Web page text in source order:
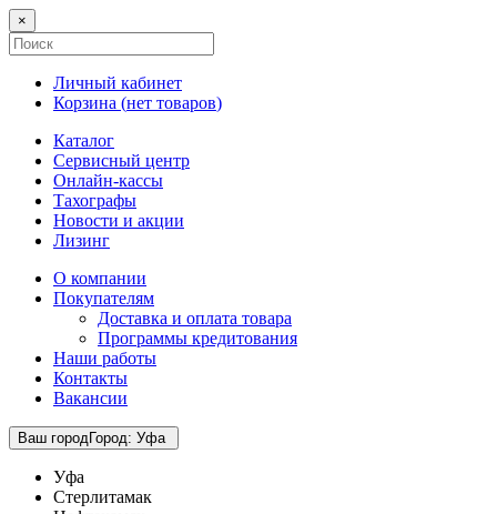
×
Личный кабинет
Корзина (нет товаров)
Каталог
Сервисный центр
Онлайн-кассы
Тахографы
Новости и акции
Лизинг
О компании
Покупателям
Доставка и оплата товара
Программы кредитования
Наши работы
Контакты
Вакансии
Ваш городГород: Уфа
Уфа
Стерлитамак